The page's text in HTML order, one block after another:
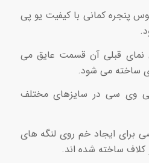
پنجره کمانی با کیفیت یو پی
نمای قبلی آن قسمت عایق می
ساخته می شود.
پی وی سی در سایزهای مختلف
برای ایجاد خم روی لنگه های
ساخته شده اند.